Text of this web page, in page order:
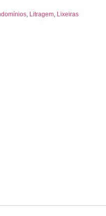
, Litragem, Lixeiras